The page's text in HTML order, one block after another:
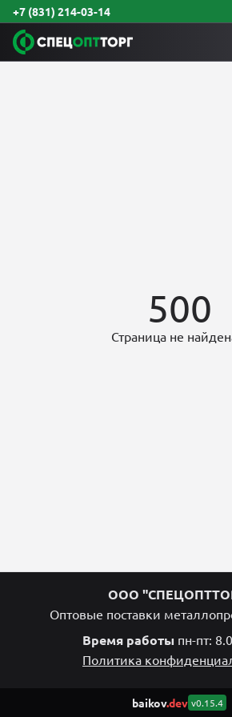
+7 (831) 214-03-14
500
Страница не
ООО
Оптовые поставки
Время работы пн-пт:
Политика
baikov.dev v0.15.4